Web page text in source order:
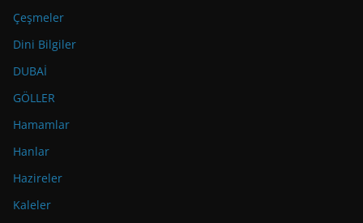
Çeşmeler
Dini Bilgiler
DUBAİ
GÖLLER
Hamamlar
Hanlar
Hazireler
Kaleler